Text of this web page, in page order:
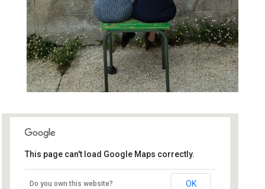
Salle des fêtes
This page can't load Google Maps correctly.
Do you own this website? OK